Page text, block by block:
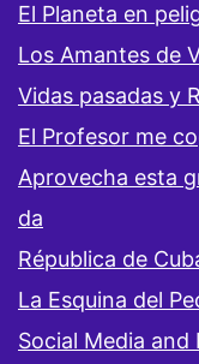
El Planeta en
Los Amantes de
Vidas pasadas y
El Profesor me
Aprovecha esta
da
Républica de
La Esquina del
Social Media and